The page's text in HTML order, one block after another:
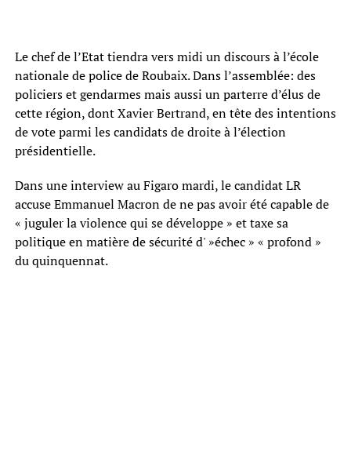
Le chef de l’Etat tiendra vers midi un discours à l’école
nationale de police de Roubaix. Dans l’assemblée: des
policiers et gendarmes mais aussi un parterre d’élus de
cette région, dont Xavier Bertrand, en tête des intentions
de vote parmi les candidats de droite à l’élection
présidentielle.
Dans une interview au Figaro mardi, le candidat LR
accuse Emmanuel Macron de ne pas avoir été capable de
« juguler la violence qui se développe » et taxe sa
politique en matière de sécurité d' »échec » « profond »
du quinquennat.